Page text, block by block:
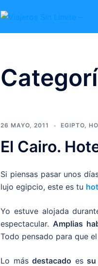
26 MAYO, 2011 EGIPTO,
El Cairo.
Si piensas pasar unos
lujo egipcio, este es tu
Yo estuve alojada
espectacular.Amplias
Todo pensado para que
Lo más destacado es su